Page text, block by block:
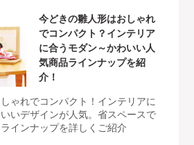
今どきの雛人形はおしゃれ
でコンパクト？インテリア
に合うモダン～かわいい人
気商品ラインナップを紹
介！
ゃれでコンパクト！インテリアに
いデザインが人気。省スペースで
インナップを詳しくご紹介